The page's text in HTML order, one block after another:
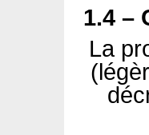
1.4 –
La